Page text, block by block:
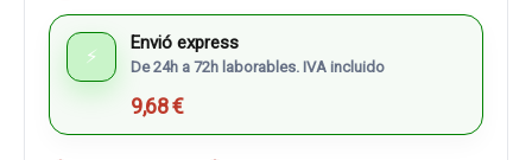
⚡
Envió express
De 24h a 72h laborables. IVA incluido
9,68 €